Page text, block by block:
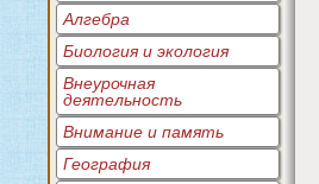
Алгебра
Биология и экология
Внеурочная
деятельность
Внимание и память
География